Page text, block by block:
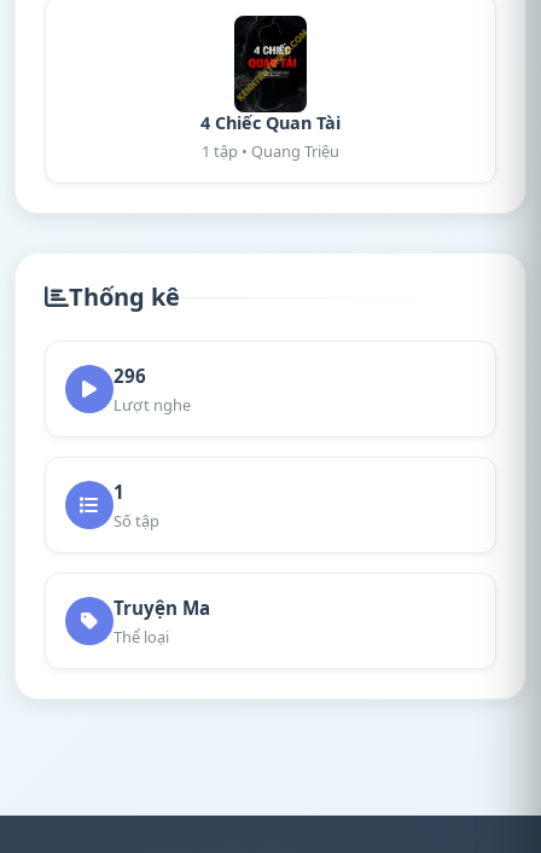
4 Chiếc Quan Tài
1 tập • Quang Triệu
Thống kê
296
Lượt nghe
1
Số tập
Truyện Ma
Thể loại